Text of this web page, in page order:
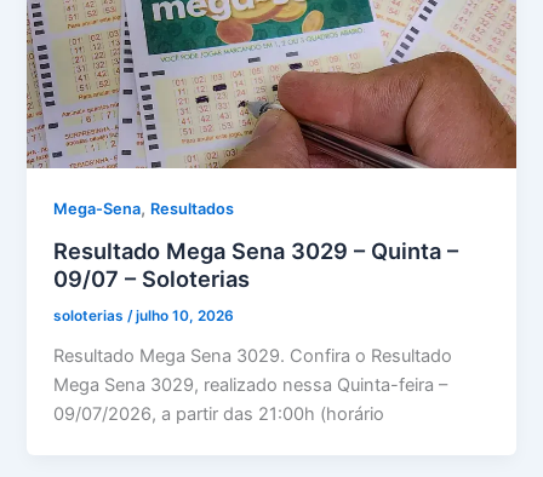
Mega-Sena, Resultados
Resultado Mega Sena 3029 – Quinta –
09/07 – Soloterias
soloterias/julho 10, 2026
Resultado Mega Sena 3029. Confira o Resultado
Mega Sena 3029, realizado nessa Quinta-feira –
09/07/2026, a partir das 21:00h (horário